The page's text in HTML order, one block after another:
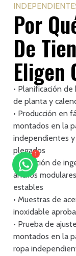
Por
De
Eligen
• Planificación
de planta y
• Producción en
montados en la
independientes
plegados
• Atención de
anchos
estables
• Muestras de
inoxidable
• Prueba de
montados en la
ropa
1